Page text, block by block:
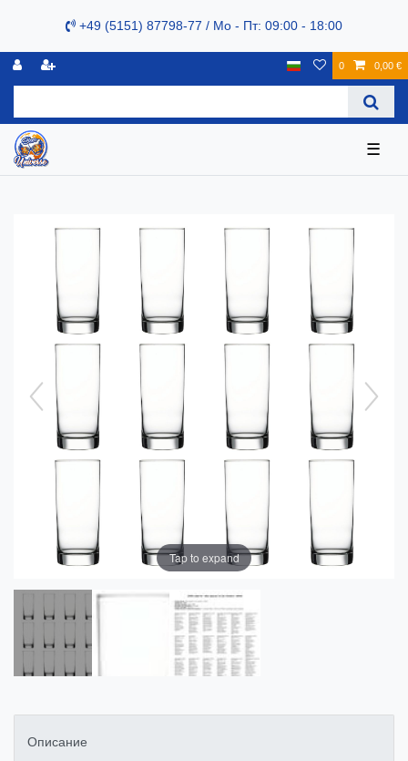
+49 (5151) 87798-77 / Mo - Пт: 09:00 - 18:00
0 0,00 €
☰
Tap to expand
Описание